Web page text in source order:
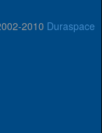
2010 Duraspace